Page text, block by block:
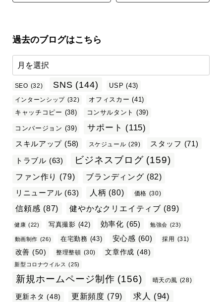
過去のブログはこちら
SEO (32) SNS (144) USP (43)
インターンシップ (32) オフィスカー (41)
キャッチコピー (38) コンサルタント (39)
コンバージョン (39) サポート (115)
スキルアップ (58) スケジュール (29) スタッフ (71)
トラブル (63) ビジネスブログ (159)
ファン作り (79) ブランディング (82)
リニューアル (63) 人柄 (80) 価格 (30)
信頼感 (87) 健やかなクリエイティブ (89)
健康 (22) 写真撮影 (42) 効率化 (65) 勉強会 (23)
動画制作 (26) 在宅勤務 (43) 安心感 (60) 採用 (31)
改善 (50) 整理整頓 (30) 文章作成 (48)
新型コロナウイルス (25)
新規ホームページ制作 (156) 晴天の風 (28)
更新ネタ (48) 更新頻度 (79) 求人 (94)